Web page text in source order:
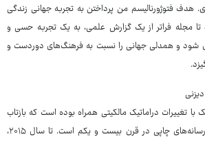
هدف فتوژورنالیسم من پرداختن به تجربه جهانی زندگی
مجله فراتر از یک گزارش علمی، به یک تجربه حسی و
شود و همدلی جهانی را نسبت به فرهنگ‌های دوردست و
با تغییرات دراماتیک مالکیتی همراه بوده است که بازتاب
دهنده چالش‌های اقتصادی رسانه‌های چاپی در قرن بیست و یکم است. تا سال ۲۰۱۵،